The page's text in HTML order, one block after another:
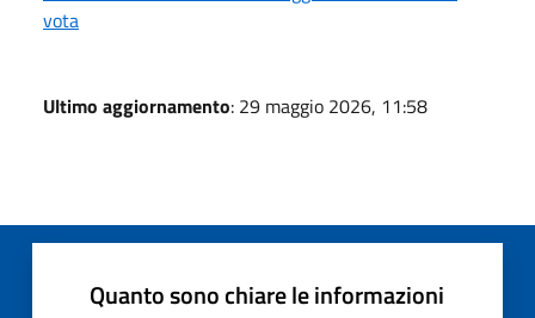
vota
Ultimo aggiornamento: 29 maggio 2026, 11:58
Quanto sono chiare le informazioni